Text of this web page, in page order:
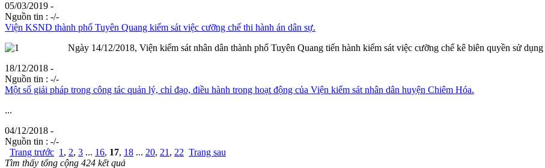
05/03/2019 -
Nguồn tin : -/-
Viện KSND thành phố Tuyên Quang kiểm sát việc cưỡng chế thi hành án dân sự.
Ngày 14/12/2018, Viện kiểm sát nhân dân thành phố Tuyên Quang tiến hành kiểm sát việc cưỡng chế kê biên quyền sử dụng
18/12/2018 -
Nguồn tin : -/-
Một số giải pháp trong công tác quản lý, chỉ đạo, điều hành trong hoạt động của Viện kiểm sát nhân dân huyện Chiêm Hóa.
...
04/12/2018 -
Nguồn tin : -/-
Trang trước 1 , 2, 3 ... 16, 17, 18 ... 20, 21 , 22 Trang sau
Tìm thấy tổng cộng 424 kết quả